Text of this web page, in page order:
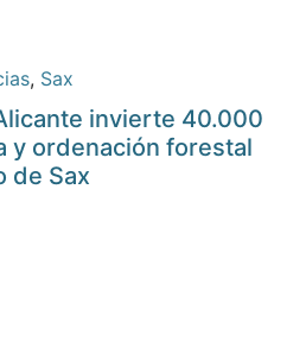
, Sax
invierte 40.000
y ordenación forestal
de Sax